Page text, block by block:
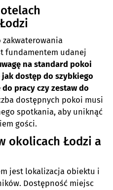
fundamentem udanej
na standard pokoi
dostęp do szybkiego
pracy czy zestaw do
dostępnych pokoi musi
spotkania, aby uniknąć
gości.
okolicach Łodzi a
jest lokalizacja obiektu i
Dostępność miejsc